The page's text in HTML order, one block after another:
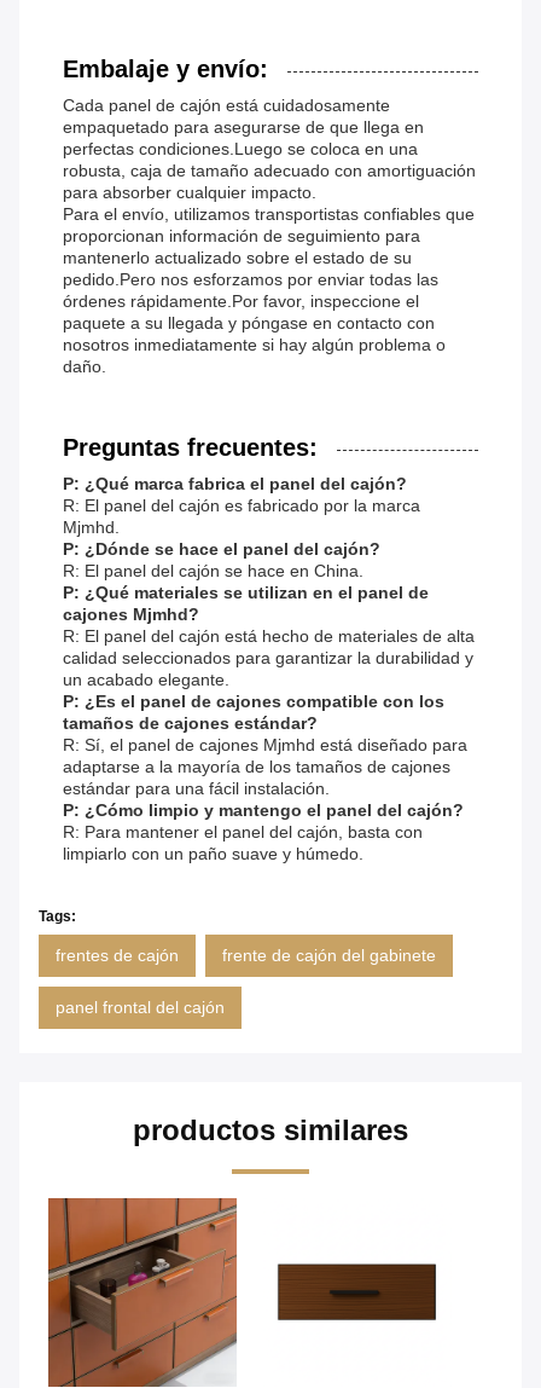
Embalaje y envío:
Cada panel de cajón está cuidadosamente
empaquetado para asegurarse de que llega en
perfectas condiciones.Luego se coloca en una
robusta, caja de tamaño adecuado con amortiguación
para absorber cualquier impacto.
Para el envío, utilizamos transportistas confiables que
proporcionan información de seguimiento para
mantenerlo actualizado sobre el estado de su
pedido.Pero nos esforzamos por enviar todas las
órdenes rápidamente.Por favor, inspeccione el
paquete a su llegada y póngase en contacto con
nosotros inmediatamente si hay algún problema o
daño.
Preguntas frecuentes:
P: ¿Qué marca fabrica el panel del cajón?
R: El panel del cajón es fabricado por la marca
Mjmhd.
P: ¿Dónde se hace el panel del cajón?
R: El panel del cajón se hace en China.
P: ¿Qué materiales se utilizan en el panel de
cajones Mjmhd?
R: El panel del cajón está hecho de materiales de alta
calidad seleccionados para garantizar la durabilidad y
un acabado elegante.
P: ¿Es el panel de cajones compatible con los
tamaños de cajones estándar?
R: Sí, el panel de cajones Mjmhd está diseñado para
adaptarse a la mayoría de los tamaños de cajones
estándar para una fácil instalación.
P: ¿Cómo limpio y mantengo el panel del cajón?
R: Para mantener el panel del cajón, basta con
limpiarlo con un paño suave y húmedo.
Tags:
frentes de cajón frente de cajón del gabinete
panel frontal del cajón
productos similares